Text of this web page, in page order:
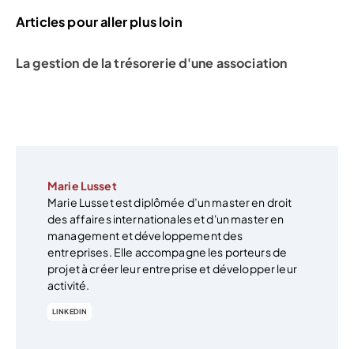
Articles pour aller plus loin
La gestion de la trésorerie d'une association
Marie Lusset
Marie Lusset est diplômée d’un master en droit
des affaires internationales et d'un master en
management et développement des
entreprises. Elle accompagne les porteurs de
projet à créer leur entreprise et développer leur
activité.
LINKEDIN